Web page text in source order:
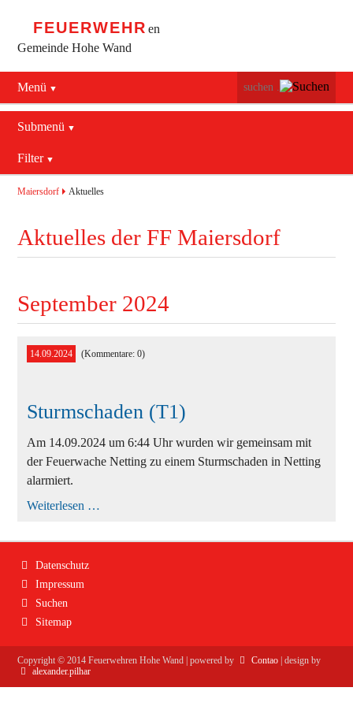
FEUERWEHR en
Gemeinde Hohe Wand
Menü
Navigation
überspringen
Netting
Submenü
überspringen
Aktuelles
Mannschaft
Ausrüstung
Fahrzeuge
Kontakt
Filter
2016
2018
Aktuelles
Allgemein
Bewerbe
Einsätze
Jugend
Veranstaltungen
Maiersdorf Aktuelles
Aktuelles der FF Maiersdorf
September 2024
14.09.2024 (Kommentare: 0)
Sturmschaden (T1)
Am 14.09.2024 um 6:44 Uhr wurden wir gemeinsam mit
der Feuerwache Netting zu einem Sturmschaden in Netting
alarmiert.
Weiterlesen …
Navigation
Datenschutz
Impressum
Suchen
Sitemap
Copyright ©2014 Feuerwehren Hohe Wand | powered by Contao | design by
alexander.pilhar